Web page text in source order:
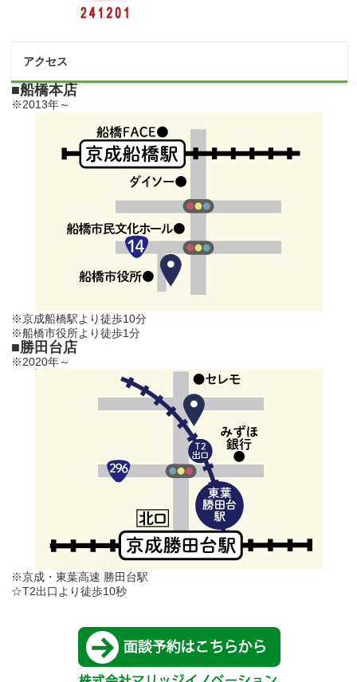
アクセス
■船橋本店
※2013年～
※京成船橋駅より徒歩10分
※船橋市役所より徒歩1分
■勝田台店
※2020年～
※京成・東葉高速 勝田台駅
☆T2出口より徒歩10秒